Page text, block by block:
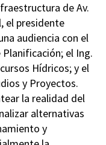
de Av.
el presidente
audiencia con el
el Ing.
Hídricos; y el
y Proyectos.
la realidad del
alternativas
y